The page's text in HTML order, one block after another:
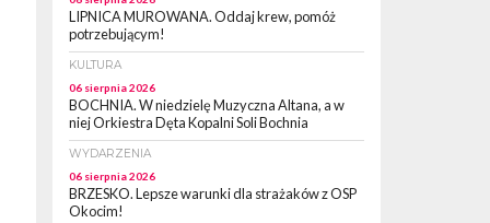
LIPNICA MUROWANA. Oddaj krew, pomóż
potrzebującym!
KULTURA
06 sierpnia 2026
BOCHNIA. W niedzielę Muzyczna Altana, a w
niej Orkiestra Dęta Kopalni Soli Bochnia
WYDARZENIA
06 sierpnia 2026
BRZESKO. Lepsze warunki dla strażaków z OSP
Okocim!